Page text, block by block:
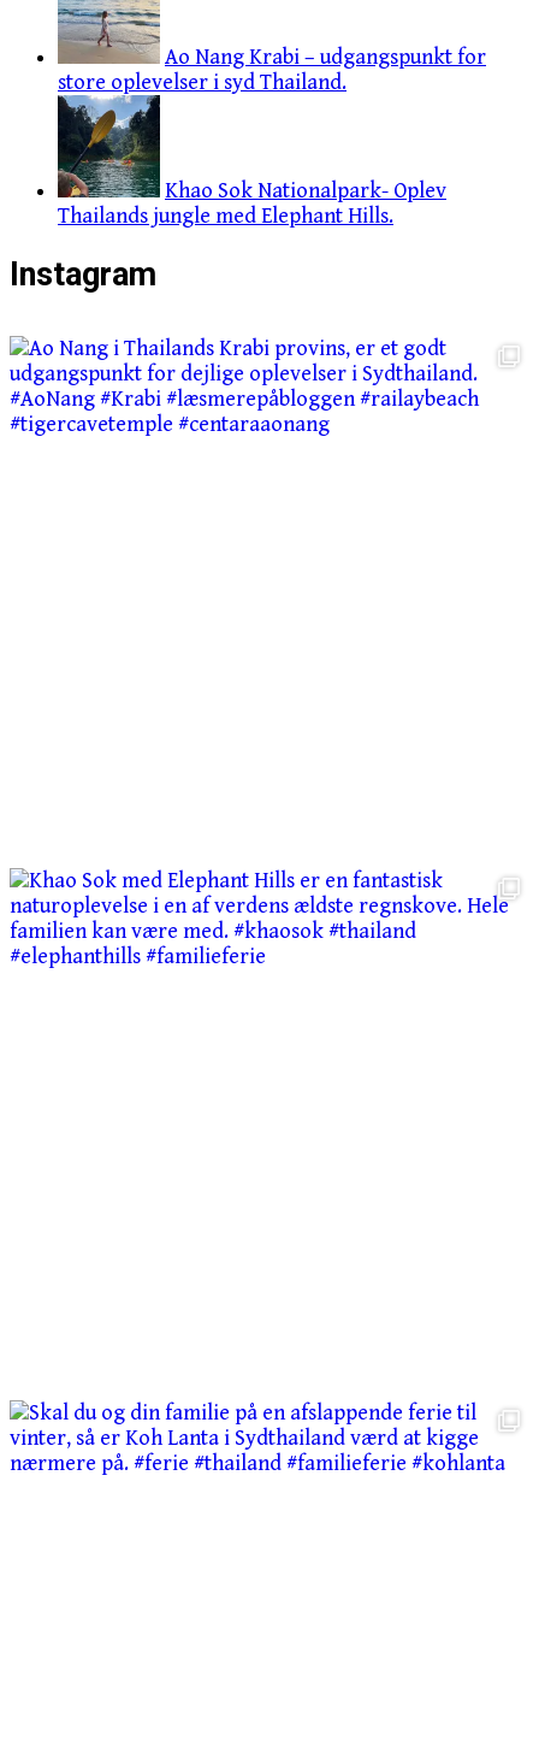
Ao Nang Krabi – udgangspunkt for
store oplevelser i syd Thailand.
Khao Sok Nationalpark- Oplev
Thailands jungle med Elephant Hills.
Instagram